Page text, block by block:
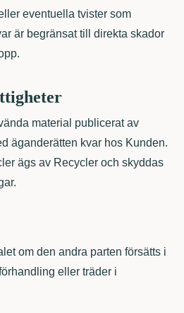
eventuella tvister som
är begränsat till direkta skador
material publicerat av
äganderätten kvar hos Kunden.
ägs av Recycler och skyddas
om den andra parten försätts i
eller träder i